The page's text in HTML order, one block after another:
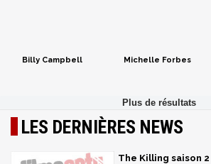
Billy Campbell Michelle Forbes
LES DERNIÈRES NEWS
The Killing saison